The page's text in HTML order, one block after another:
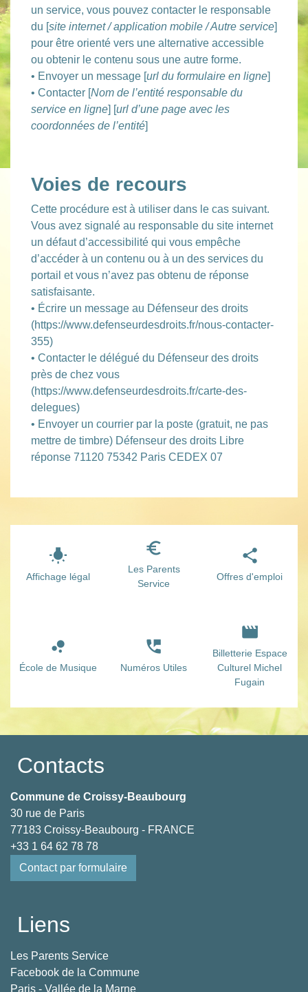
un service, vous pouvez contacter le responsable
du [site internet / application mobile / Autre service]
pour être orienté vers une alternative accessible
ou obtenir le contenu sous une autre forme.
• Envoyer un message [url du formulaire en ligne]
• Contacter [Nom de l’entité responsable du
service en ligne] [url d’une page avec les
coordonnées de l’entité]
Voies de recours
Cette procédure est à utiliser dans le cas suivant.
Vous avez signalé au responsable du site internet
un défaut d’accessibilité qui vous empêche
d’accéder à un contenu ou à un des services du
portail et vous n’avez pas obtenu de réponse
satisfaisante.
• Écrire un message au Défenseur des droits
(https://www.defenseurdesdroits.fr/nous-contacter-
355)
• Contacter le délégué du Défenseur des droits
près de chez vous
(https://www.defenseurdesdroits.fr/carte-des-
delegues)
• Envoyer un courrier par la poste (gratuit, ne pas
mettre de timbre) Défenseur des droits Libre
réponse 71120 75342 Paris CEDEX 07
wb_incandescent
Affichage légal
euro_symbol
Les Parents
Service
share
Offres d'emploi
bubble_chart
École de Musique
perm_phone_msg
Numéros Utiles
movie
Billetterie Espace
Culturel Michel
Fugain
Contacts
Commune de Croissy-Beaubourg
30 rue de Paris
77183 Croissy-Beaubourg - FRANCE
+33 1 64 62 78 78
Contact par formulaire
Liens
Les Parents Service
Facebook de la Commune
Paris - Vallée de la Marne